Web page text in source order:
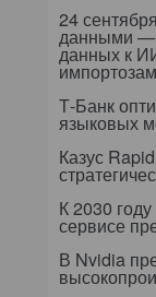
24
данными —
данных к
Т-Банк
языковых
Казус
К 2030
сервисе
В Nvidia